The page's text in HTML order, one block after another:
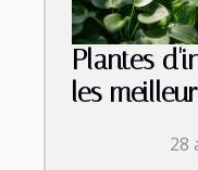
Plantes
les
28